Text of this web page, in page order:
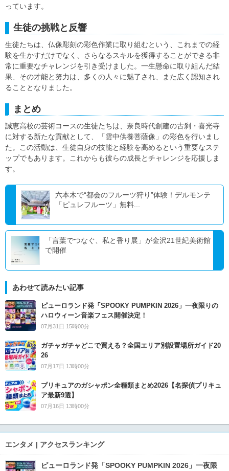
っています。
生徒の挑戦と反響
生徒たちは、仏像彫刻の彩色作業に取り組むという、これまでの経
験を生かすだけでなく、さらなるスキルを獲得することができる非
常に重要なチャレンジを引き受けました。一生懸命に取り組んだ結
果、その才能と努力は、多くの人々に魅了され、また広く認知され
ることとなりました。
まとめ
誠恵高校の芸術コースの生徒たちは、奈良時代創建の古刹・喜光寺
に対する新たな貢献として、「雲中供養菩薩像」の彩色を行いまし
た。この活動は、生徒自身の技能と経験を高めるという重要なステ
ップでもあります。これからも彼らの成長とチャレンジを応援しま
す。
六本木で“都会のフルーツ狩り”体験！デルモンテ
「ピュレフルーツ」無料...
「言葉でつなぐ、私と香り展」が金沢21世紀美術館
で開催
あわせて読みたい記事
ピューロランド発「SPOOKY PUMPKIN 2026」一夜限りの
ハロウィーン音楽フェス開催決定！
07月31日 15時00分
ガチャガチャどこで買える？全国エリア別設置場所ガイド20
26
07月17日 13時00分
プリキュアのガシャポン全種類まとめ2026【名探偵プリキュ
ア最新9選】
07月16日 13時00分
エンタメ | アクセスランキング
ピューロランド発「SPOOKY PUMPKIN 2026」一夜限